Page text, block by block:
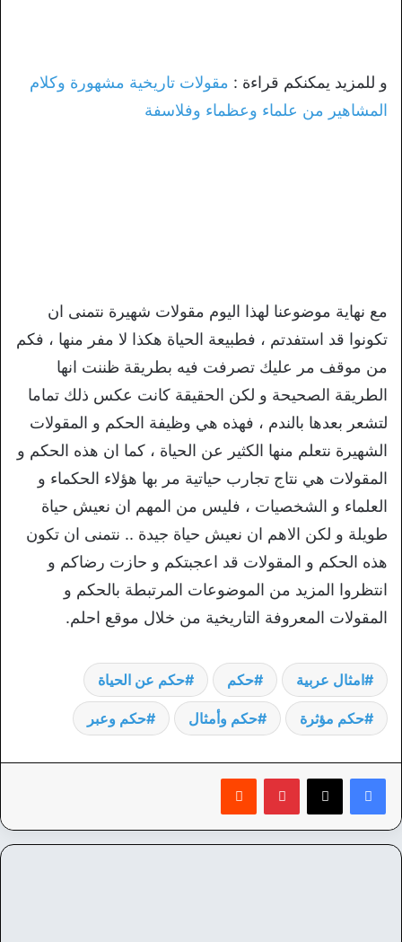
و للمزيد يمكنكم قراءة : مقولات تاريخية مشهورة وكلام
المشاهير من علماء وعظماء وفلاسفة
مع نهاية موضوعنا لهذا اليوم مقولات شهيرة نتمنى ان
تكونوا قد استفدتم ، فطبيعة الحياة هكذا لا مفر منها ، فكم
من موقف مر عليك تصرفت فيه بطريقة ظننت انها
الطريقة الصحيحة و لكن الحقيقة كانت عكس ذلك تماما
لتشعر بعدها بالندم ، فهذه هي وظيفة الحكم و المقولات
الشهيرة نتعلم منها الكثير عن الحياة ، كما ان هذه الحكم و
المقولات هي نتاج تجارب حياتية مر بها هؤلاء الحكماء و
العلماء و الشخصيات ، فليس من المهم ان نعيش حياة
طويلة و لكن الاهم ان نعيش حياة جيدة .. نتمنى ان تكون
هذه الحكم و المقولات قد اعجبتكم و حازت رضاكم و
انتظروا المزيد من الموضوعات المرتبطة بالحكم و
المقولات المعروفة التاريخية من خلال موقع احلم.
امثال عربية حكم حكم عن الحياة
حكم مؤثرة حكم وأمثال حكم وعبر
بينتيريست